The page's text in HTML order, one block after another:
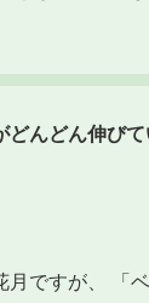
んどん伸びて
ですが、 「